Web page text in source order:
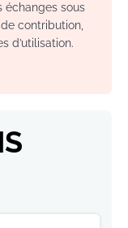
échanges sous
contribution,
d’utilisation.